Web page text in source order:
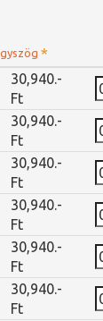
30,940.-
Ft
30,940.-
Ft
30,940.-
Ft
30,940.-
Ft
30,940.-
Ft
30,940.-
Ft